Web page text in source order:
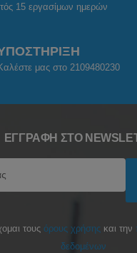
15 εργασίμων ημερών
μας στο 2109480230
ΕΓΓΡΑΦΉ ΣΤΟ
τους όρους χρήσης και την
δεδομένων